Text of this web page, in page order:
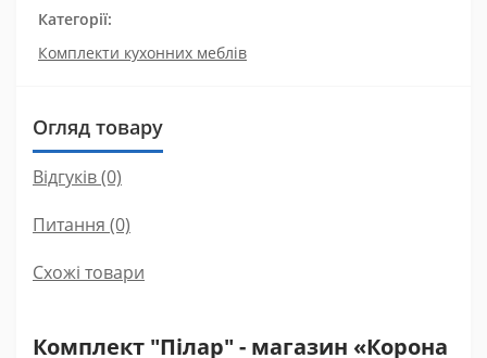
Категорії:
Комплекти кухонних меблів
Огляд товару
Відгуків (0)
Питання (0)
Схожі товари
Комплект "Пілар" - магазин «Корона